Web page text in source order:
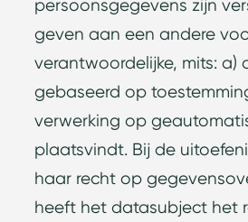
persoonsgegevens zijn
geven aan een andere
verantwoordelijke, mits: a)
gebaseerd op
verwerking op
plaatsvindt. Bij de
haar recht op
heeft het datasubject het